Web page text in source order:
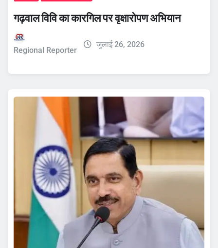
गढ़वाल विवि का कारगिल पर वृक्षारोपण अभियान
Regional Reporter
जुलाई 26, 2026